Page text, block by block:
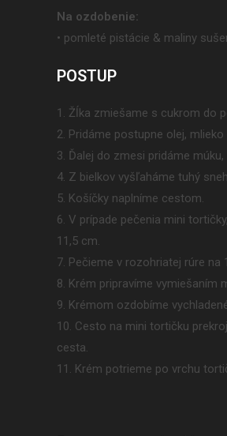
Na ozdobenie:
• pomleté pistácie & maliny
POSTUP
1. Žĺka zmiešame s cukrom do
2. Pridáme postupne olej,
3. Ďalej do zmesi pridáme
4. Z bielkov vyšľaháme tuhý
5. Košíčky naplníme cestom.
6. V prípade pečenia mini
11,5 cm.
7. Pečieme v rozohriatej rúre na
8. Krém pripravíme
9. Krémom ozdobíme
10. Cesto na mini tortičku
cesta.
11. Krém potrieme po vrchu